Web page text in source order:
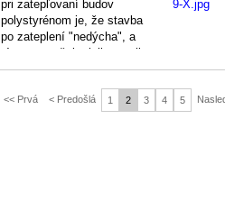
pri zatepľovaní budov
polystyrénom je, že stavba
po zateplení "nedýcha", a
tým sa zvyšuje riziko vzniku
plesní. Tento mýtus však
nemá oporu vo fyzikálnych
faktoch.
<< Prvá < Predošlá 1 2 3 4 5